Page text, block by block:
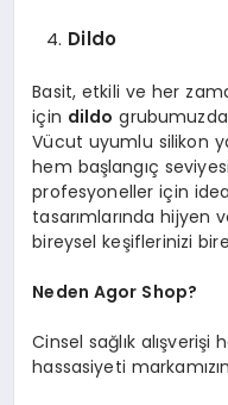
Dildo
Basit, etkili ve her
için dildo
Vücut uyumlu silikon
hem başlangıç
profesyoneller için
tasarımlarında hijyen
bireysel keşiflerinizi
Neden Agor Shop?
Cinsel sağlık
hassasiyeti